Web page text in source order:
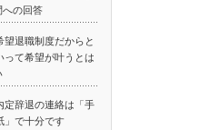
への回答
望退職制度だからと
って希望が叶うとは
定辞退の連絡は「手
」で十分です